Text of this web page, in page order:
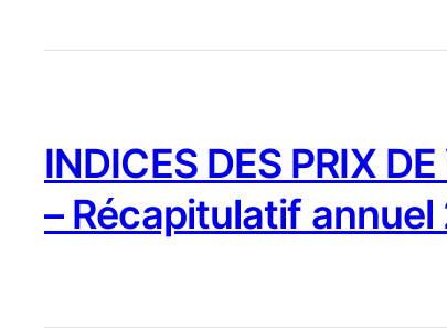
INDICES DES PRIX
– Récapitulatif